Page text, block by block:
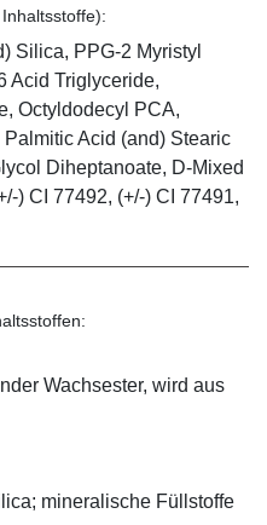
Silica, PPG-2 Myristyl
Acid Triglyceride,
Octyldodecyl PCA,
Acid (and) Stearic
Diheptanoate, D-Mixed
) CI 77492, (+/-) CI 77491,
Wachsester, wird aus
mineralische Füllstoffe